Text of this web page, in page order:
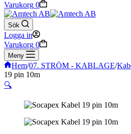
Varukorg 0
Sök
Logga in
Varukorg 0
Meny
Hem/07. STRÖM - KABLAGE/
19 pin 10m
🔍